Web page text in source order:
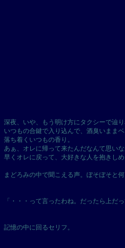
深夜、いや、もう明け方にタクシーで辿
いつもの合鍵で入り込んで、酒臭いまま
落ち着くいつもの香り。
あぁ、オレに帰って来たんだなんて思い
早くオレに戻って、大好きな人を抱きし
まどろみの中で聞こえる声。ぼそぼそと
「・・・って言ったわね。だったら上だ
記憶の中に回るセリフ。